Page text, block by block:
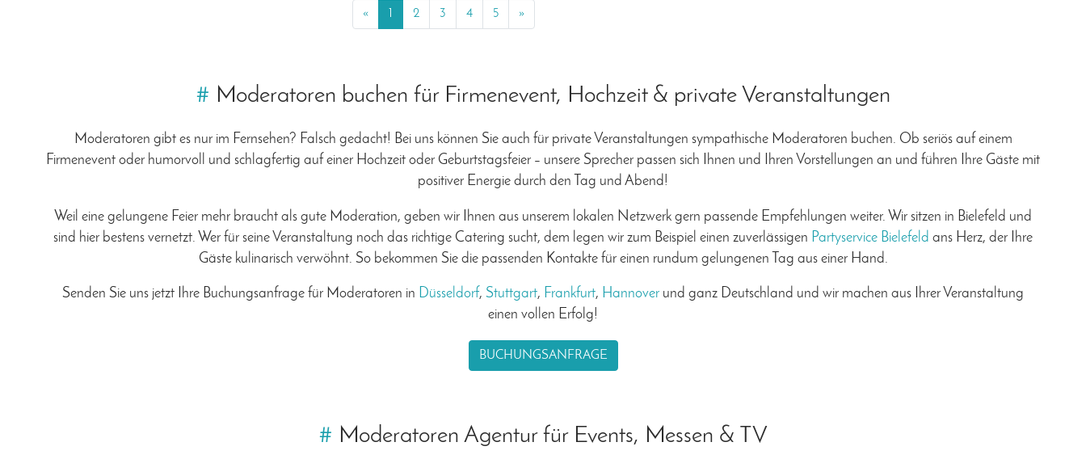
« 2 3 4 5 »
# Moderatoren buchen für Firmenevent, Hochzeit & private Veranstaltungen
Moderatoren gibt es nur im Fernsehen? Falsch gedacht! Bei uns können Sie auch für private Veranstaltungen sympathische Moderatoren buchen. Ob seriös auf einem
Firmenevent oder humorvoll und schlagfertig auf einer Hochzeit oder Geburtstagsfeier – unsere Sprecher passen sich Ihnen und Ihren Vorstellungen an und führen Ihre Gäste mit
positiver Energie durch den Tag und Abend!
Weil eine gelungene Feier mehr braucht als gute Moderation, geben wir Ihnen aus unserem lokalen Netzwerk gern passende Empfehlungen weiter. Wir sitzen in Bielefeld und
sind hier bestens vernetzt. Wer für seine Veranstaltung noch das richtige Catering sucht, dem legen wir zum Beispiel einen zuverlässigen Partyservice Bielefeld ans Herz, der Ihre
Gäste kulinarisch verwöhnt. So bekommen Sie die passenden Kontakte für einen rundum gelungenen Tag aus einer Hand.
Senden Sie uns jetzt Ihre Buchungsanfrage für Moderatoren in Düsseldorf, Stuttgart, Frankfurt, Hannover und ganz Deutschland und wir machen aus Ihrer Veranstaltung
einen vollen Erfolg!
BUCHUNGSANFRAGE
# Moderatoren Agentur für Events, Messen & TV